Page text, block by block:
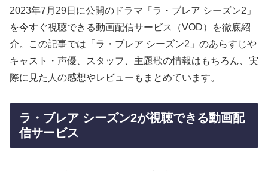
2023年7月29日に公開のドラマ「ラ・ブレア シーズン2」
を今すぐ視聴できる動画配信サービス（VOD）を徹底紹
介。この記事では「ラ・ブレア シーズン2」のあらすじや
キャスト・声優、スタッフ、主題歌の情報はもちろん、実
際に見た人の感想やレビューもまとめています。
ラ・ブレア シーズン2が視聴できる動画配
信サービス